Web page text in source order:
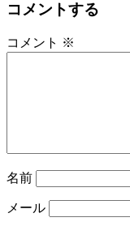
コメントする
コメント ※
名前
メール